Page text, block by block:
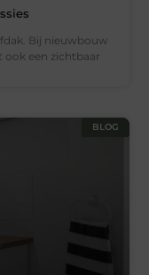
Bij nieuwbouw
ook een zichtbaar
BLOG